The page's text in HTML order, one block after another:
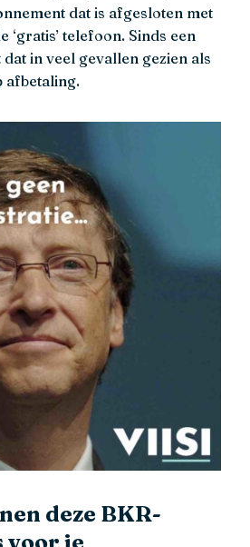
dat is afgesloten met
‘gratis’ telefoon. Sinds een
in veel gevallen gezien als
afbetaling.
deze BKR-
je